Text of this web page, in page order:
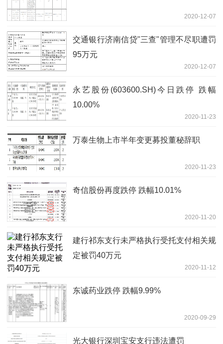
2020-12-07
交通银行济南信贷"三查"管理不尽职遭罚
95万元
2020-12-07
永艺股份(603600.SH)今日跌停 跌幅
10.00%
2020-11-23
万泰生物上市半年变更募投董秘辞职
2020-11-23
奇信股份再度跌停 跌幅10.01%
2020-11-20
建行祁东支行未严格执行受托支付相关规
定被罚40万元
2020-11-12
东诚药业跌停 跌幅9.99%
2020-09-29
光大银行深圳宝安支行违法遭罚